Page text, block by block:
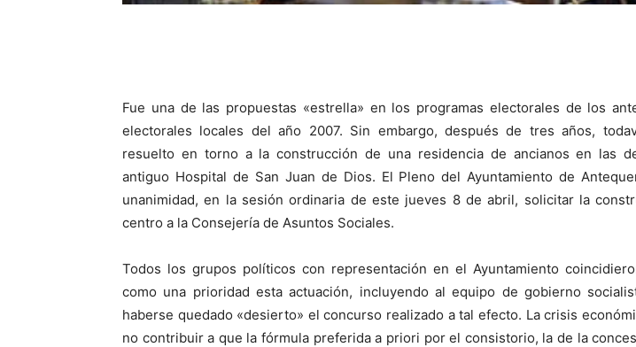
Fue una de las propuestas «estrella» en los programas electorales de los
electorales locales del año 2007. Sin embargo, después de tres años,
resuelto en torno a la construcción de una residencia de ancianos en las
antiguo Hospital de San Juan de Dios. El Pleno del Ayuntamiento de
unanimidad, en la sesión ordinaria de este jueves 8 de abril, solicitar la
centro a la Consejería de Asuntos Sociales.
Todos los grupos políticos con representación en el Ayuntamiento
como una prioridad esta actuación, incluyendo al equipo de gobierno
haberse quedado «desierto» el concurso realizado a tal efecto. La crisis
no contribuir a que la fórmula preferida a priori por el consistorio, la de la